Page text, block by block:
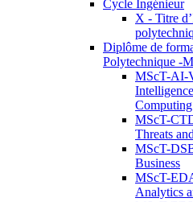
Cycle Ingénieur
X - Titre
Diplôme de
Polytechnique -
MScT-AI-
Computing
MScT-
Threats
MScT-
Business
MScT-
Analytics